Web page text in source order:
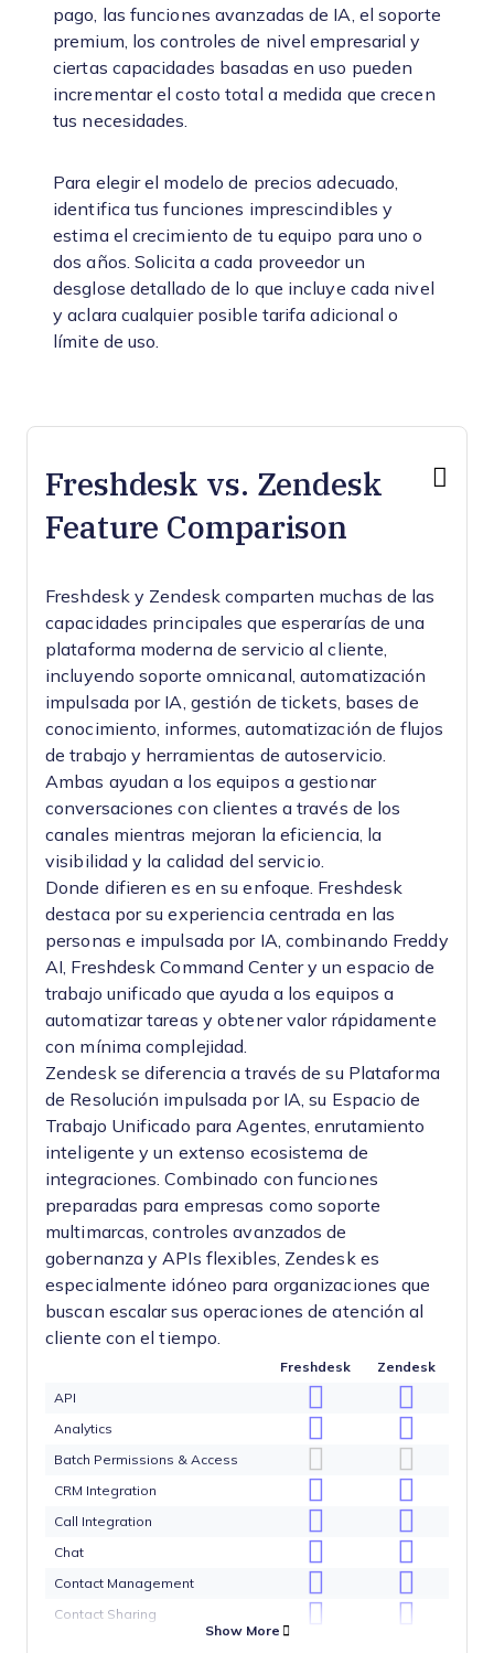
pago, las funciones avanzadas de IA, el soporte
premium, los controles de nivel empresarial y
ciertas capacidades basadas en uso pueden
incrementar el costo total a medida que crecen
tus necesidades.
Para elegir el modelo de precios adecuado,
identifica tus funciones imprescindibles y
estima el crecimiento de tu equipo para uno o
dos años. Solicita a cada proveedor un
desglose detallado de lo que incluye cada nivel
y aclara cualquier posible tarifa adicional o
límite de uso.
Freshdesk vs. Zendesk
Feature Comparison
Freshdesk y Zendesk comparten muchas de las
capacidades principales que esperarías de una
plataforma moderna de servicio al cliente,
incluyendo soporte omnicanal, automatización
impulsada por IA, gestión de tickets, bases de
conocimiento, informes, automatización de flujos
de trabajo y herramientas de autoservicio.
Ambas ayudan a los equipos a gestionar
conversaciones con clientes a través de los
canales mientras mejoran la eficiencia, la
visibilidad y la calidad del servicio.
Donde difieren es en su enfoque. Freshdesk
destaca por su experiencia centrada en las
personas e impulsada por IA, combinando Freddy
AI, Freshdesk Command Center y un espacio de
trabajo unificado que ayuda a los equipos a
automatizar tareas y obtener valor rápidamente
con mínima complejidad.
Zendesk se diferencia a través de su Plataforma
de Resolución impulsada por IA, su Espacio de
Trabajo Unificado para Agentes, enrutamiento
inteligente y un extenso ecosistema de
integraciones. Combinado con funciones
preparadas para empresas como soporte
multimarcas, controles avanzados de
gobernanza y APIs flexibles, Zendesk es
especialmente idóneo para organizaciones que
buscan escalar sus operaciones de atención al
cliente con el tiempo.
Freshdesk
Zendesk
API
Analytics
Batch Permissions & Access
CRM Integration
Call Integration
Chat
Contact Management
Contact Sharing
Show More